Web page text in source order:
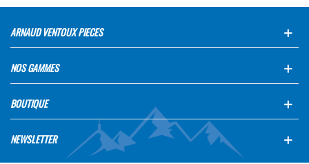
ARNAUD VENTOUX PIECES
NOS GAMMES
BOUTIQUE
NEWSLETTER